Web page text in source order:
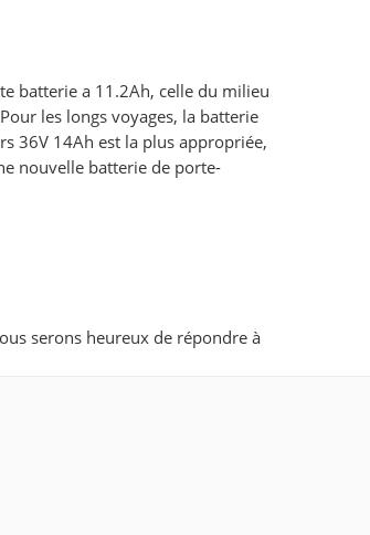
batterie a 11.2Ah, celle du milieu
les longs voyages, la batterie
36V 14Ah est la plus appropriée,
nouvelle batterie de porte-
serons heureux de répondre à